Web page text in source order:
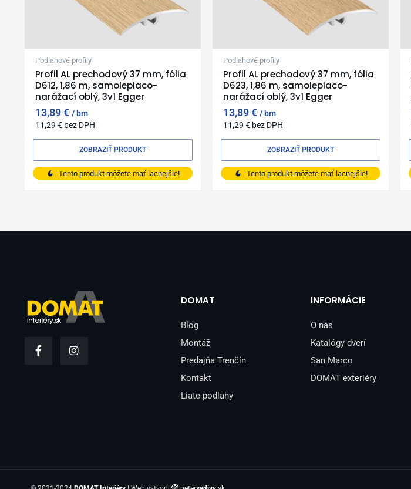
Podlahové profily
Profil AL prechodový 37 mm, fólia
D612, 1,86 m, samolepiaco-
narážací oblý, 3v1 Egger
13,89€ bm
11,29 € bez DPH
Tento produkt môžete mať lacnejšie!
ZOBRAZIŤ PRODUKT
Podlahové profily
Profil AL prechodový 37 mm, fólia
D623, 1,86 m, samolepiaco-
narážací oblý, 3v1 Egger
13,89€ bm
11,29 € bez DPH
Tento produkt môžete mať lacnejšie!
ZOBRAZIŤ PRODUKT
a
n
DOMAT
Blog
Montáž
Predajňa Trenčín
Kontakt
Liate podlahy
INFORMÁCIE
O nás
Katalógy dverí
San Marco
DOMAT exteriéry